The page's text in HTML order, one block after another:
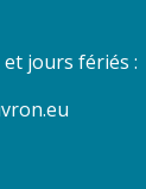
jours fériés :